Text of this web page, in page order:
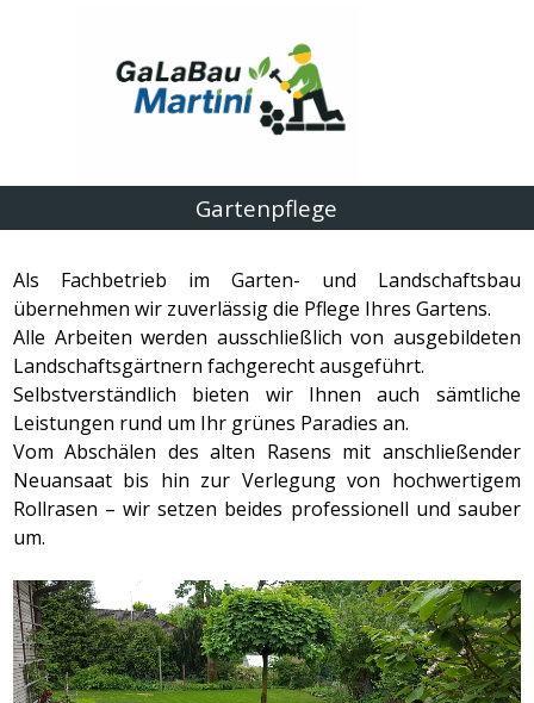
Menü überspringen
Gartenpflege
Als Fachbetrieb im Garten- und Landschaftsbau
übernehmen wir zuverlässig die Pflege Ihres Gartens.
Alle Arbeiten werden ausschließlich von ausgebildeten
Landschaftsgärtnern fachgerecht ausgeführt.
Selbstverständlich bieten wir Ihnen auch sämtliche
Leistungen rund um Ihr grünes Paradies an.
Vom Abschälen des alten Rasens mit anschließender
Neuansaat bis hin zur Verlegung von hochwertigem
Rollrasen – wir setzen beides professionell und sauber
um.